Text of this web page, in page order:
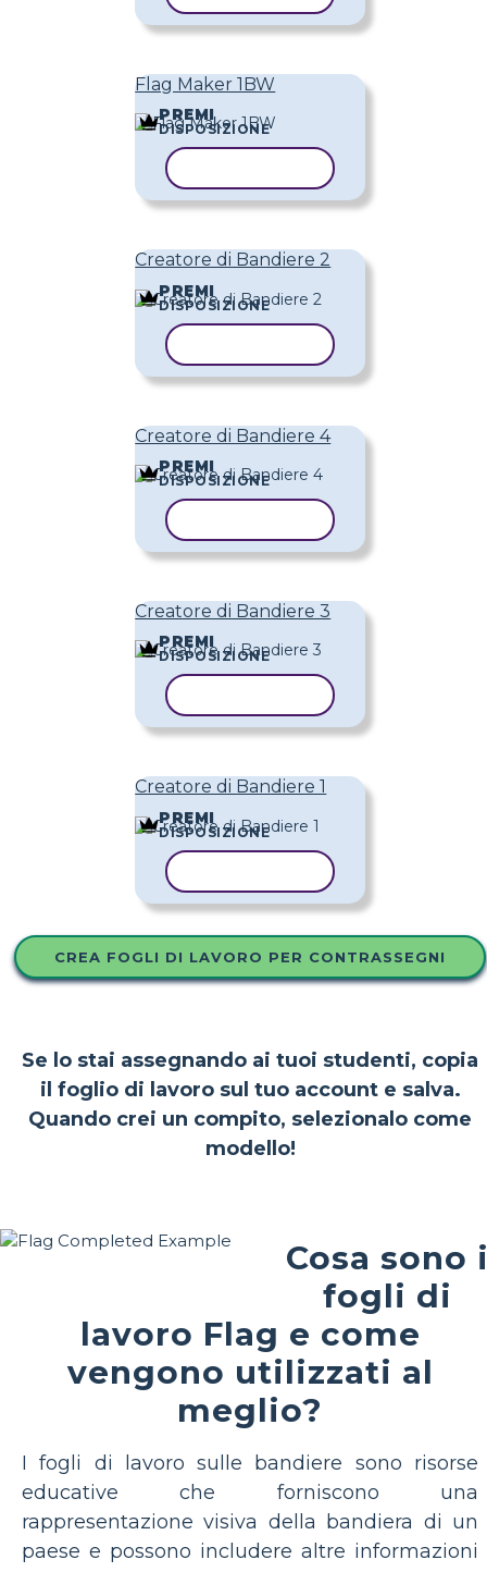
Flag Maker 1BW
PREMI
DISPOSIZIONE
Creatore di Bandiere 2
PREMI
DISPOSIZIONE
Creatore di Bandiere 4
PREMI
DISPOSIZIONE
Creatore di Bandiere 3
PREMI
DISPOSIZIONE
Creatore di Bandiere 1
PREMI
DISPOSIZIONE
CREA FOGLI DI LAVORO PER CONTRASSEGNI
Se lo stai assegnando ai tuoi studenti, copia
il foglio di lavoro sul tuo account e salva.
Quando crei un compito, selezionalo come
modello!
Cosa sono
fogli di
lavoro Flag e come
vengono utilizzati al
meglio?
I fogli di lavoro sulle bandiere sono risorse
educative che forniscono una
rappresentazione visiva della bandiera di un
paese e possono includere altre informazioni